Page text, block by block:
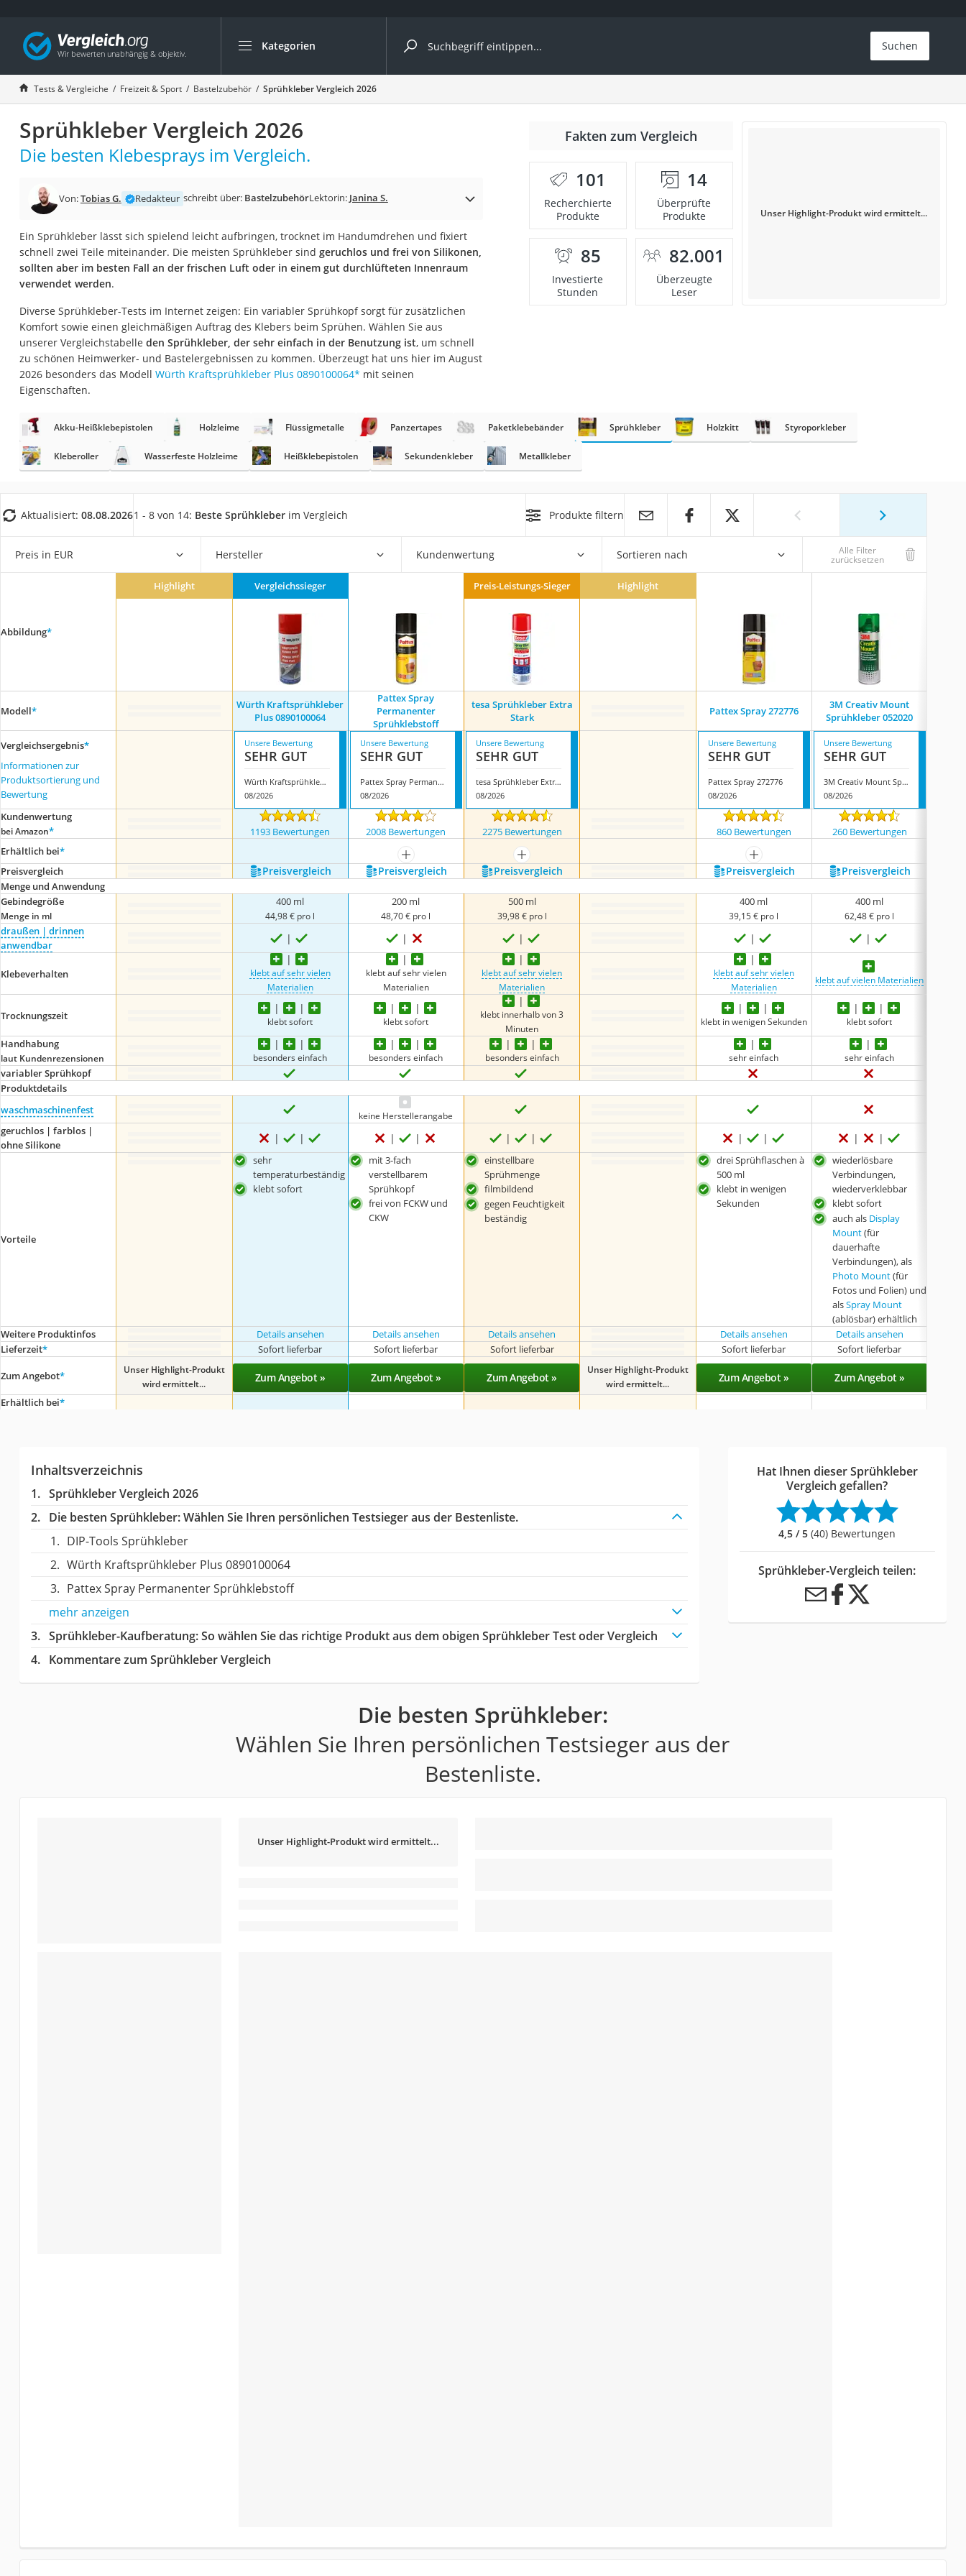
Kategorien
Die beliebtesten Vergleiche nach Kategorie
Freizeit & Sport
Gartentrampolin
Trampolin
Metalldetektor
Eufab-Fahrradträger
Trampolin 366 cm
Aluminium-Koffer
Futterboot
E-Bike-Dreirad
Trekkingschuhe Herren
Reisetasche mit Rollen
Klimmzugstation
Nachtsichtgerät
Faltschloss
Handgepäck-Koffer
Wanderschuhe Herren
Service
Suchen
Tests & Vergleiche Freizeit & Sport Bastelzubehör Sprühkleber Vergleich 2026
Sprühkleber Vergleich 2026
Die besten Klebesprays im Vergleich.
Von:Tobias G. Redakteur schreibt über: BastelzubehörLektorin: Janina S.
Ein Sprühkleber lässt sich spielend leicht aufbringen, trocknet im Handumdrehen und fixiert
schnell zwei Teile miteinander. Die meisten Sprühkleber sind geruchlos und frei von Silikonen,
sollten aber im besten Fall an der frischen Luft oder in einem gut durchlüfteten Innenraum
verwendet werden.
Diverse Sprühkleber-Tests im Internet zeigen: Ein variabler Sprühkopf sorgt für zusätzlichen
Komfort sowie einen gleichmäßigen Auftrag des Klebers beim Sprühen. Wählen Sie aus
unserer Vergleichstabelle den Sprühkleber, der sehr einfach in der Benutzung ist, um schnell
zu schönen Heimwerker- und Bastelergebnissen zu kommen. Überzeugt hat uns hier im August
2026 besonders das Modell Würth Kraftsprühkleber Plus 0890100064* mit seinen
Eigenschaften.
Fakten zum Vergleich
101
Recherchierte
Produkte
14
Überprüfte
Produkte
85
Investierte
Stunden
82.001
Überzeugte
Leser
Unser Highlight-Produkt wird ermittelt...
Akku-Heißklebepistolen Holzleime Flüssigmetalle Panzertapes Paketklebebänder Sprühkleber Holzkitt Styroporkleber
Kleberoller Wasserfeste Holzleime Heißklebepistolen Sekundenkleber Metallkleber
Aktualisiert: 08.08.20261 - 8 von 14: Beste Sprühkleber im Vergleich Produkte filtern
Preis in EUR Hersteller Kundenwertung Sortieren nach Alle Filter
zurücksetzen
Abbildung*
Highlight Vergleichssieger Preis-Leistungs-Sieger Highlight
Modell*
Würth Kraftsprühkleber
Plus 0890100064
Pattex Spray
Permanenter
Sprühklebstoff
tesa Sprühkleber Extra
Stark
Pattex Spray 272776
3M Creativ Mount
Sprühkleber 052020
Vergleichsergebnis*
Informationen zur
Produktsortierung und
Bewertung
Unsere Bewertung
SEHR GUT
Würth Kraftsprühkleber Plus 0890100064
08/2026
Unsere Bewertung
SEHR GUT
Pattex Spray Permanenter Sprühklebstoff
08/2026
Unsere Bewertung
SEHR GUT
tesa Sprühkleber Extra Stark
08/2026
Unsere Bewertung
SEHR GUT
Pattex Spray 272776
08/2026
Unsere Bewertung
SEHR GUT
3M Creativ Mount Sprühkleber 052020
08/2026
Kundenwertung
bei Amazon* 1193 Bewertungen 2008 Bewertungen 2275 Bewertungen 860 Bewertungen 260 Bewertungen
Erhältlich bei*
mehr anzeigen mehr anzeigen
mehr anzeigen
Preis­vergleich
Preis­vergleich Preis­vergleich Preis­vergleich Preis­vergleich Preis­vergleich
Menge und Anwendung
Gebindegröße
Menge in ml
400 ml
44,98 € pro l
200 ml
48,70 € pro l
500 ml
39,98 € pro l
400 ml
39,15 € pro l
400 ml
62,48 € pro l
draußen | drinnen
anwendbar
Klebeverhalten
klebt auf sehr vielen
Materialien
klebt auf sehr vielen
Materialien
klebt auf sehr vielen
Materialien
klebt auf sehr vielen
Materialien
klebt auf vielen Materialien
Trocknungszeit klebt sofort klebt sofort
klebt innerhalb von 3
Minuten
klebt in wenigen Sekunden klebt sofort
Handhabung
laut Kundenrezensionen besonders einfach besonders einfach besonders einfach sehr einfach sehr einfach
variabler Sprühkopf
Produktdetails
waschmaschinenfest
keine Herstellerangabe
geruchlos | farblos |
ohne Silikone
Vorteile
sehr
temperaturbeständig
klebt sofort
mit 3-fach
verstellbarem
Sprühkopf
frei von FCKW und
CKW
einstellbare
Sprühmenge
filmbildend
gegen Feuchtigkeit
beständig
drei Sprühflaschen à
500 ml
klebt in wenigen
Sekunden
wiederlösbare
Verbindungen,
wiederverklebbar
klebt sofort
auch als Display
Mount(für
dauerhafte
Verbindungen), als
Photo Mount(für
Fotos und Folien) und
alsSpray Mount
(ablösbar) erhältlich
Weitere Produktinfos Details ansehen Details ansehen Details ansehen Details ansehen Details ansehen
Lieferzeit* Sofort lieferbar Sofort lieferbar Sofort lieferbar Sofort lieferbar Sofort lieferbar
Zum Angebot*
Unser Highlight-Produkt
wird ermittelt...
Zum Angebot » Zum Angebot » Zum Angebot »
Unser Highlight-Produkt
wird ermittelt...
Zum Angebot » Zum Angebot »
Erhältlich bei*
Inhaltsverzeichnis
Sprühkleber Vergleich 2026
Die besten Sprühkleber:Wählen Sie Ihren persönlichen Testsieger aus der Bestenliste.
DIP-Tools Sprühkleber
Würth Kraftsprühkleber Plus 0890100064
Pattex Spray Permanenter Sprühklebstoff
mehr anzeigen
Sprühkleber-Kaufberatung: So wählen Sie das richtige Produkt aus dem obigen Sprühkleber Test oder Vergleich
Kommentare zum Sprühkleber Vergleich
Hat Ihnen dieser Sprühkleber
Vergleich gefallen?
4,5 / 5 (40) Bewertungen
Sprühkleber-Vergleich teilen:
Die besten Sprühkleber:
Wählen Sie Ihren persönlichen Testsieger aus der
Bestenliste.
Unser Highlight-Produkt wird ermittelt...